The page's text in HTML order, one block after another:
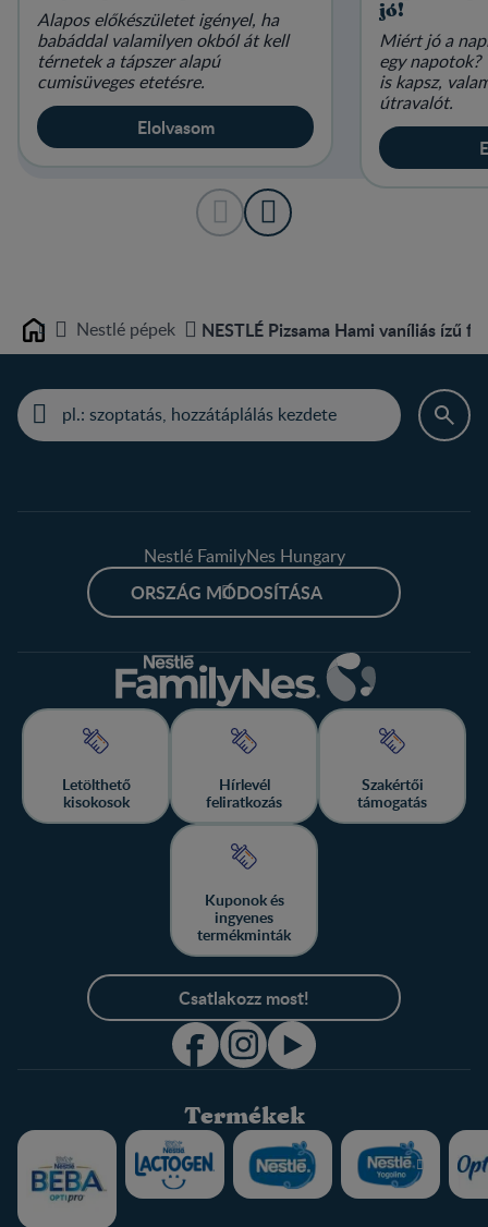
Alapos előkészületet igényel, ha
babáddal valamilyen okból át kell
térnetek a tápszer alapú
cumisüveges etetésre.
Elolvasom
jó!
Miért jó a
egy napotok?
is kapsz,
útravalót.
Home Nestlé pépek NESTLÉ Pizsama Hami vaníliás ízű
Nestlé FamilyNes Hungary
ORSZÁG MÓDOSÍTÁSA
Letölthető
kisokosok
Hírlevél
feliratkozás
Szakértői
támogatás
Kuponok és
ingyenes
termékminták
Csatlakozz most!
Termékek